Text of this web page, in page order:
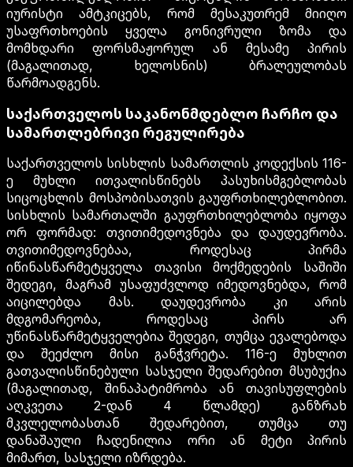
იურისტი ამტკიცებს, რომ მესაკუთრემ მიიღო
უსაფრთხოების ყველა გონივრული ზომა და
მომხდარი ფორსმაჟორულ ან მესამე პირის
(მაგალითად, ხელოსნის) ბრალეულობას
წარმოადგენს.
საქართველოს საკანონმდებლო ჩარჩო და
სამართლებრივი რეგულირება
საქართველოს სისხლის სამართლის კოდექსის 116-
ე მუხლი ითვალისწინებს პასუხისმგებლობას
სიცოცხლის მოსპობისათვის გაუფრთხილებლობით.
სისხლის სამართალში გაუფრთხილებლობა იყოფა
ორ ფორმად: თვითიმედოვნება და დაუდევრობა.
თვითიმედოვნებაა, როდესაც პირმა
იწინასწარმეტყველა თავისი მოქმედების საშიში
შედეგი, მაგრამ უსაფუძვლოდ იმედოვნებდა, რომ
აიცილებდა მას. დაუდევრობა კი არის
მდგომარეობა, როდესაც პირს არ
უწინასწარმეტყველებია შედეგი, თუმცა ევალებოდა
და შეეძლო მისი განჭვრეტა. 116-ე მუხლით
გათვალისწინებული სასჯელი შედარებით მსუბუქია
(მაგალითად, შინაპატიმრობა ან თავისუფლების
აღკვეთა 2-დან 4 წლამდე) განზრახ
მკვლელობასთან შედარებით, თუმცა თუ
დანაშაული ჩადენილია ორი ან მეტი პირის
მიმართ, სასჯელი იზრდება.